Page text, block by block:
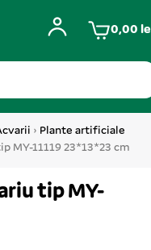
0,00
› Plante artificiale
MY-11119 23*13*23 cm
tip MY-